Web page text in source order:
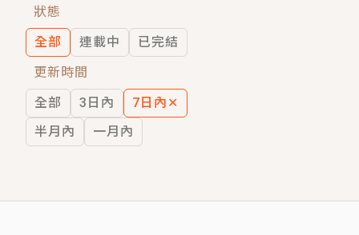
狀態
全部
連載中
已完結
更新時間
全部
3日內 7日內 ✕
半月內
一月內